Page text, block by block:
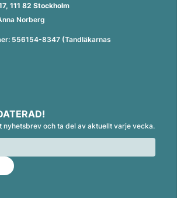
111 82 Stockholm
Norberg
556154-8347 (Tandläkarnas
nyhetsbrev och ta del av aktuellt varje vecka.